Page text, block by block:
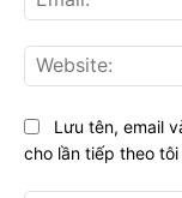
Lưu tên, email
cho lần tiếp theo